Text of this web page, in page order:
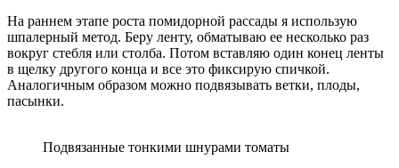
На раннем этапе роста помидорной рассады я использую
шпалерный метод. Беру ленту, обматываю ее несколько раз
вокруг стебля или столба. Потом вставляю один конец ленты
в щелку другого конца и все это фиксирую спичкой.
Аналогичным образом можно подвязывать ветки, плоды,
пасынки.
Подвязанные тонкими шнурами томаты